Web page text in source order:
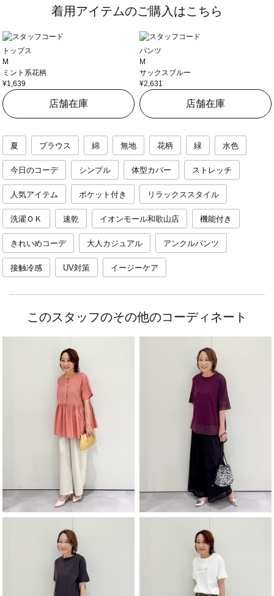
着用アイテムのご購入はこちら
トップス
M
ミント系花柄
¥1,639
店舗在庫
パンツ
M
サックスブルー
¥2,631
店舗在庫
夏 ブラウス 綿 無地 花柄 緑 水色
今日のコーデ シンプル 体型カバー ストレッチ
人気アイテム ポケット付き リラックススタイル
洗濯ＯＫ 速乾 イオンモール和歌山店 機能付き
きれいめコーデ 大人カジュアル アンクルパンツ
接触冷感 UV対策 イージーケア
このスタッフのその他のコーディネート